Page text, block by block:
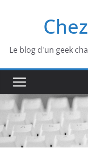
Le blog d'un geek